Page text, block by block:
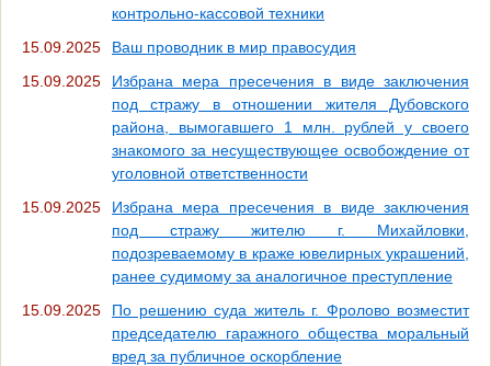
контрольно-кассовой техники
15.09.2025
Ваш проводник в мир правосудия
15.09.2025
Избрана мера пресечения в виде заключения
под стражу в отношении жителя Дубовского
района, вымогавшего 1 млн. рублей у своего
знакомого за несуществующее освобождение от
уголовной ответственности
15.09.2025
Избрана мера пресечения в виде заключения
под стражу жителю г. Михайловки,
подозреваемому в краже ювелирных украшений,
ранее судимому за аналогичное преступление
15.09.2025
По решению суда житель г. Фролово возместит
председателю гаражного общества моральный
вред за публичное оскорбление